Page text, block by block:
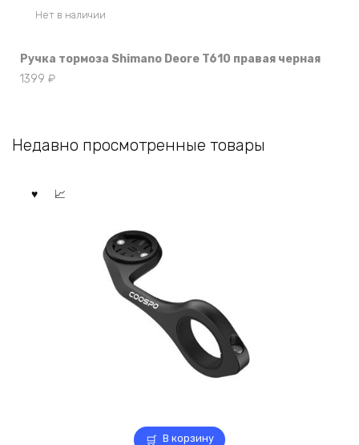
Нет в наличии
Ручка тормоза Shimano Deore T610 правая черная
1399 ₽
Недавно просмотренные товары
В корзину